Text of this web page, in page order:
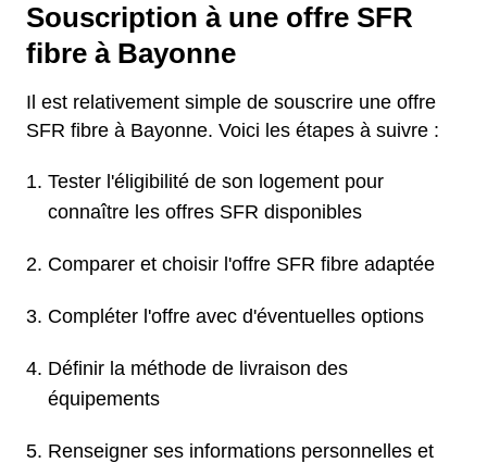
Souscription à une offre SFR
fibre à Bayonne
Il est relativement simple de souscrire une offre
SFR fibre à Bayonne. Voici les étapes à suivre :
Tester l'éligibilité de son logement pour
connaître les offres SFR disponibles
Comparer et choisir l'offre SFR fibre adaptée
Compléter l'offre avec d'éventuelles options
Définir la méthode de livraison des
équipements
Renseigner ses informations personnelles et